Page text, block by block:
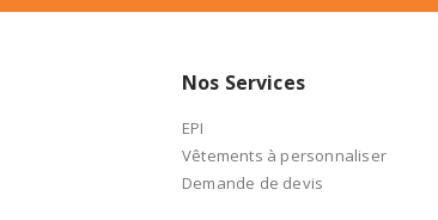
Nos Services
EPI
Vêtements à personnaliser
Demande de devis